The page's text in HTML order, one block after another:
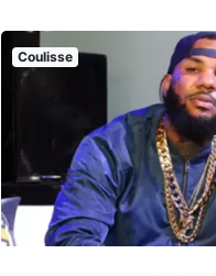
Coulisse